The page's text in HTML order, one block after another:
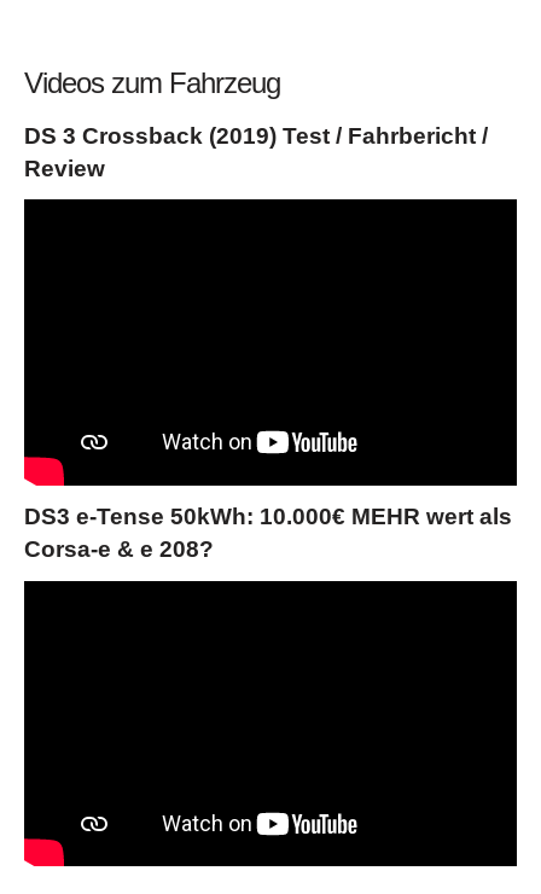
Videos zum Fahrzeug
DS 3 Crossback (2019) Test / Fahrbericht /
Review
DS3 e-Tense 50kWh: 10.000€ MEHR wert als
Corsa-e & e 208?